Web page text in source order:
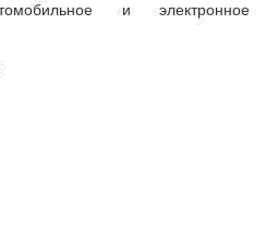
и электронное